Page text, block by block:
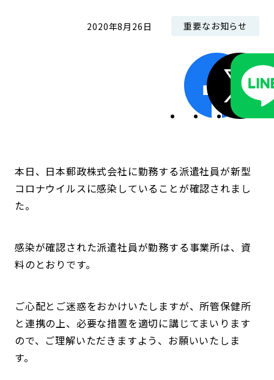
2020年8月26日 重要なお知らせ
本日、日本郵政株式会社に勤務する派遣社員が新型
コロナウイルスに感染していることが確認されまし
た。
感染が確認された派遣社員が勤務する事業所は、資
料のとおりです。
ご心配とご迷惑をおかけいたしますが、所管保健所
と連携の上、必要な措置を適切に講じてまいります
ので、ご理解いただきますよう、お願いいたしま
す。